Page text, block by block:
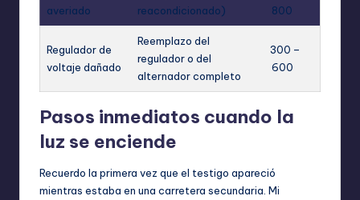
averiado
reacondicionado)
800
Regulador de
voltaje dañado
Reemplazo del
regulador o del
alternador completo
300 –
600
Pasos inmediatos cuando la
luz se enciende
Recuerdo la primera vez que el testigo apareció
mientras estaba en una carretera secundaria. Mi